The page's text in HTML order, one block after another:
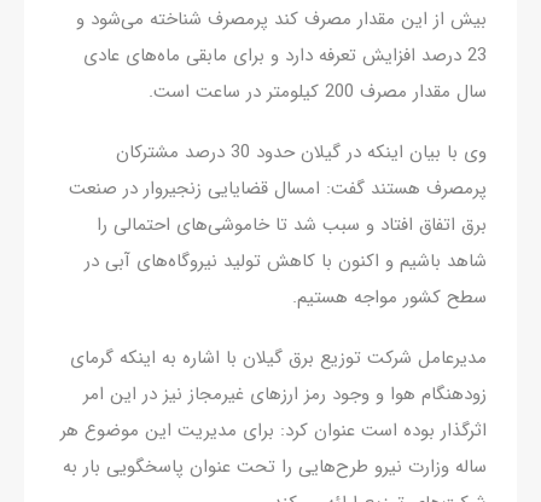
بیش از این مقدار مصرف کند پرمصرف شناخته می‌شود و
23 درصد افزایش تعرفه دارد و برای مابقی ماه‌های عادی
سال مقدار مصرف 200 کیلومتر در ساعت است.
وی با بیان اینکه در گیلان حدود 30 درصد مشترکان
پرمصرف هستند گفت: امسال قضایایی زنجیروار در صنعت
برق اتفاق افتاد و سبب شد تا خاموشی‌های احتمالی را
شاهد باشیم و اکنون با کاهش تولید نیروگاه‌های آبی در
سطح کشور مواجه هستیم.
مدیرعامل شرکت توزیع برق گیلان با اشاره به اینکه گرمای
زودهنگام هوا و وجود رمز ارزهای غیرمجاز نیز در این امر
اثرگذار بوده است عنوان کرد: برای مدیریت این موضوع هر
ساله وزارت نیرو طرح‌هایی را تحت عنوان پاسخگویی بار به